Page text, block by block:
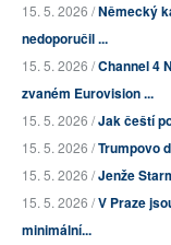
15. 5. 2026 /Německý
nedoporučil ...
15. 5. 2026 /Channel 4
zvaném Eurovision ...
15. 5. 2026 /Jak čeští
15. 5. 2026 /Trumpovo
15. 5. 2026 /Jenže
15. 5. 2026 /V Praze
minimální...